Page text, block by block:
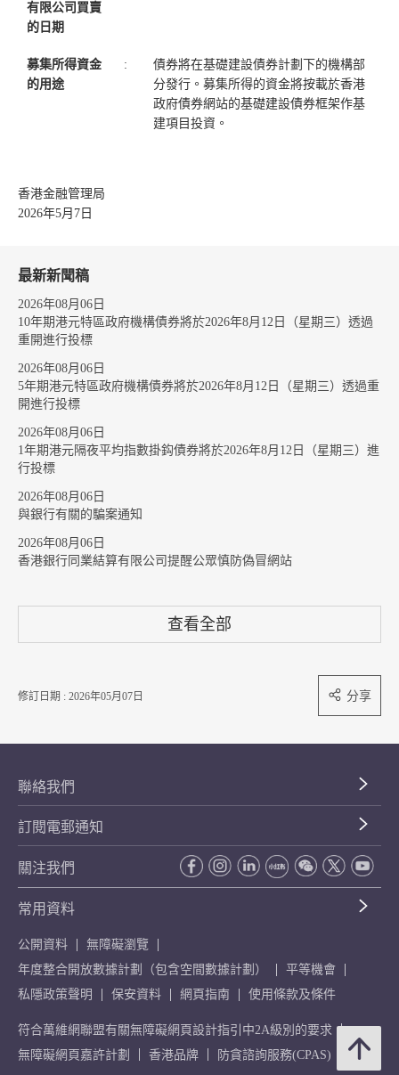
有限公司買賣
的日期
募集所得資金
的用途
:
債券將在基礎建設債券計劃下的機構部
分發行。募集所得的資金將按載於香港
政府債券網站的基礎建設債券框架作基
建項目投資。
香港金融管理局
2026年5月7日
最新新聞稿
2026年08月06日
10年期港元特區政府機構債券將於2026年8月12日（星期三）透過
重開進行投標
2026年08月06日
5年期港元特區政府機構債券將於2026年8月12日（星期三）透過重
開進行投標
2026年08月06日
1年期港元隔夜平均指數掛鈎債券將於2026年8月12日（星期三）進
行投標
2026年08月06日
與銀行有關的騙案通知
2026年08月06日
香港銀行同業結算有限公司提醒公眾慎防偽冒網站
查看全部
修訂日期 : 2026年05月07日 分享
聯絡我們
訂閱電郵通知
關注我們
常用資料
公開資料
無障礙瀏覽
年度整合開放數據計劃（包含空間數據計劃）
平等機會
私隱政策聲明
保安資料 網頁指南 使用條款及條件
符合萬維網聯盟有關無障礙網頁設計指引中2A級別的要求
無障礙網頁嘉許計劃
香港品牌 防貪諮詢服務(CPAS)